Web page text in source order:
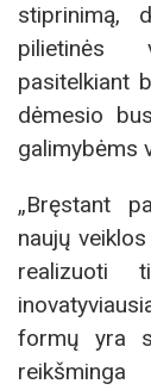
stiprinimą,
pilietinės
pasitelkiant
dėmesio
galimybėms
„Bręstant
naujų
realizuoti
formų yra